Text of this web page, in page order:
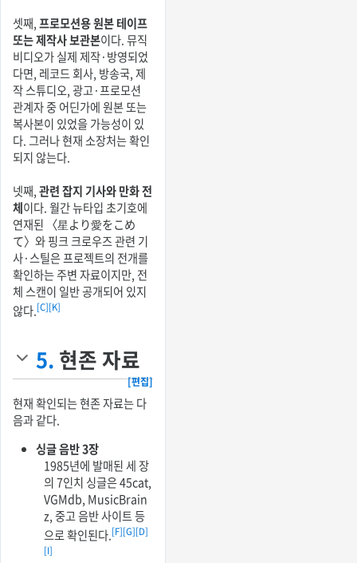
셋째,프로모션용 원본 테이프
또는 제작사 보관본이다. 뮤직
비디오가 실제 제작·방영되었
다면, 레코드 회사, 방송국, 제
작 스튜디오, 광고·프로모션
관계자 중 어딘가에 원본 또는
복사본이 있었을 가능성이 있
다. 그러나 현재 소장처는 확인
되지 않는다.
넷째,관련 잡지 기사와 만화 전
체이다. 월간 뉴타입 초기호에
연재된 〈星より愛をこめ
て〉와 핑크 크로우즈 관련 기
사·스틸은 프로젝트의 전개를
확인하는 주변 자료이지만, 전
체 스캔이 일반 공개되어 있지
않다.[C][K]
5. 현존 자료
[편집]
현재 확인되는 현존 자료는 다
음과 같다.
싱글 음반 3장
1985년에 발매된 세 장
의 7인치 싱글은 45cat,
VGMdb, MusicBrain
z, 중고 음반 사이트 등
으로 확인된다.[F][G][D]
[I]